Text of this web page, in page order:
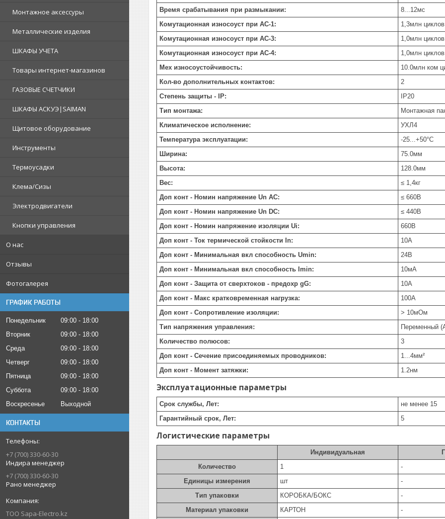
Монтажное аксессуры
Металлические изделия
ШКАФЫ УЧЕТА
Товары интернет-магазинов
ГАЗОВЫЕ СЧЕТЧИКИ
ШКАФЫ АСКУЭ|SAIMAN
Щитовое оборудование
Инструменты
Термоусадки
Клема/Сизы
Электродвигатели
Кнопки управления
О нас
Отзывы
Фотогалерея
ГРАФИК РАБОТЫ
Понедельник 09:00
18:00
Вторник
09:00
18:00
Среда
09:00
18:00
Четверг
09:00
18:00
Пятница
09:00
18:00
Суббота
09:00
18:00
Воскресенье
Выходной
КОНТАКТЫ
+7 (700) 330-60-30
Индира менеджер
+7 (700) 330-60-30
Рано менеджер
ТОО Sapa-Electro.kz
Время срабатывания при размыкании:
8...12мс
Комутационная износоуст при АС-1:
1,3млн циклов
Комутационная износоуст при АС-3:
1,0млн циклов
Комутационная износоуст при АС-4:
1,0млн циклов
Мех износоустойчивость:
10.0млн ком
Кол-во дополнительных контактов:
2
Степень защиты - IP:
IP20
Тип монтажа:
Монтажная
Климатическое исполнение:
УХЛ4
Температура эксплуатации:
-25...+50°C
Ширина:
75.0мм
Высота:
128.0мм
Вес:
≤ 1,4кг
Доп конт - Номин напряжение Un AC:
≤ 660В
Доп конт - Номин напряжение Un DC:
≤ 440В
Доп конт - Номин напряжение изоляции Ui:
660В
Доп конт - Ток термической стойкости In:
10А
Доп конт - Минимальная вкл способность Umin:
24В
Доп конт - Минимальная вкл способность Imin:
10мА
Доп конт - Защита от сверхтоков - предохр gG:
10А
Доп конт - Макс кратковременная нагрузка:
100А
Доп конт - Сопротивление изоляции:
> 10мОм
Тип напряжения управления:
Переменный
Количество полюсов:
3
Доп конт - Сечение присоединяемых проводников:
1...4мм²
Доп конт - Момент затяжки:
1.2нм
Эксплуатационные параметры
Срок службы, Лет:
не менее 15
Гарантийный срок, Лет:
5
Логистические параметры
Индивидуальная
Количество
1 -
Единицы измерения
шт -
Тип упаковки
КОРОБКА/БОКС -
Материал упаковки
КАРТОН -